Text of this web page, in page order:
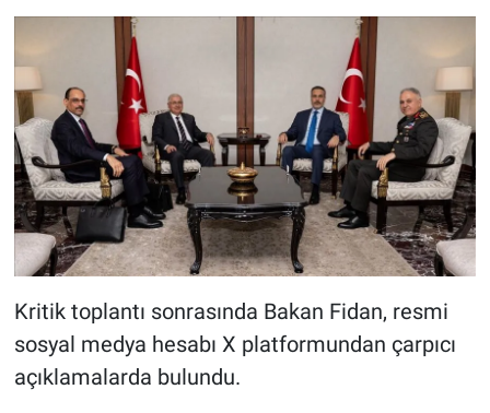
Kritik toplantı sonrasında Bakan Fidan, resmi
sosyal medya hesabı X platformundan çarpıcı
açıklamalarda bulundu.